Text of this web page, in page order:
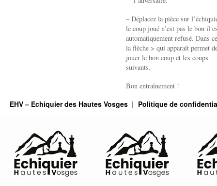
– Déplacez la pièce sur
le coup joué n’est pas le bon il
automatiquement refusé. Dans
la flèche > qui apparaît permet
jouer le bon coup et les coups
suivants.
Bon entraînement !
EHV – Echiquier des Hautes Vosges Politique de